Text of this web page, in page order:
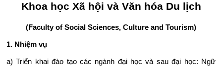
Khoa học Xã hội và Văn hóa Du lịch
(Faculty of Social Sciences, Culture and Tourism)
1. Nhiệm vụ
a) Triển khai đào tạo các ngành đại học và sau đại học: Ngữ